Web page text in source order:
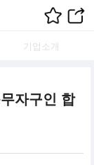
기업소개
자구인 합